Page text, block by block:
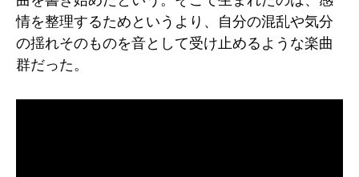
情を整理するためというより、自分の混乱や気分
の揺れそのものを音として受け止めるような楽曲
群だった。